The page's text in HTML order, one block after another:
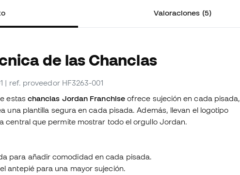
Valoraciones (5)
de las Chanclas
| ref. proveedor HF3263-001
estas chanclas Jordan Franchiseofrece sujeción en cada pisada,
una plantilla segura en cada pisada. Además, llevan el logotipo
central que permite mostrar todo el orgullo Jordan.
para añadir comodidad en cada pisada.
antepié para una mayor sujeción.